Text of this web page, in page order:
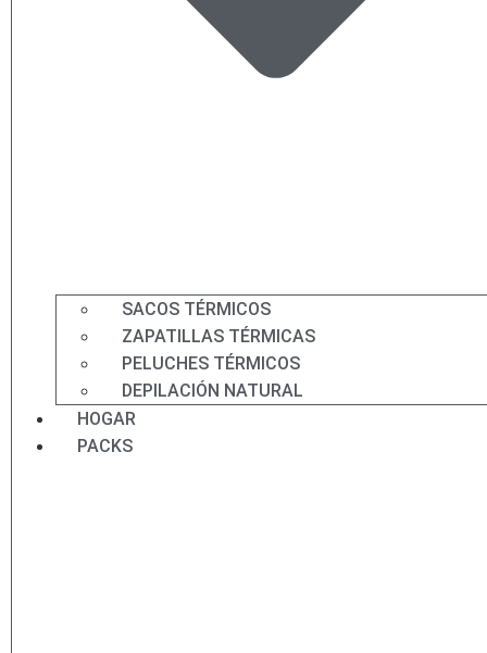
SACOS TÉRMICOS
ZAPATILLAS TÉRMICAS
PELUCHES TÉRMICOS
DEPILACIÓN NATURAL
HOGAR
PACKS